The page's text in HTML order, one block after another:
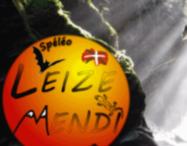
Passer
contenu